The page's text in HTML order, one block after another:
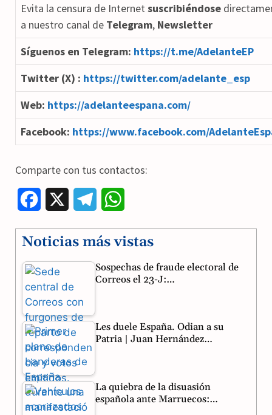
Evita la censura de Internet suscribiéndose
a nuestro canal de Telegram, Newsletter
Síguenos en Telegram: https://t.me/AdelanteEP
Twitter (X) : https://twitter.com/adelante_esp
Web: https://adelanteespana.com/
Facebook: https://www.facebook.com/
Comparte con tus contactos:
c
e
b
o
o
k
l
e
a
a
t
p
Noticias más vistas
Sospechas de fraude electoral de
Correos el 23-J:…
Les duele España. Odian a su
Patria | Juan Hernández…
La quiebra de la disuasión
española ante Marruecos:…